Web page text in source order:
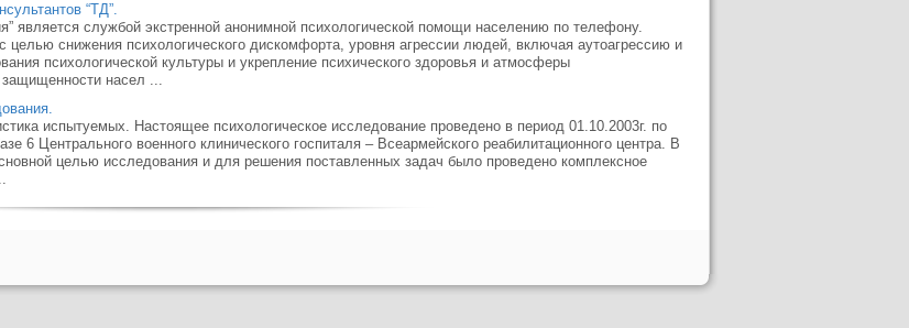
“ТД”.
является службой экстренной анонимной психологической помощи населению по телефону.
целью снижения психологического дискомфорта, уровня агрессии людей, включая аутоагрессию и
психологической культуры и укрепление психического здоровья и атмосферы
защищенности насел ...
испытуемых. Настоящее психологическое исследование проведено в период 01.10.2003г. по
6 Центрального военного клинического госпиталя – Всеармейского реабилитационного центра. В
целью исследования и для решения поставленных задач было проведено комплексное